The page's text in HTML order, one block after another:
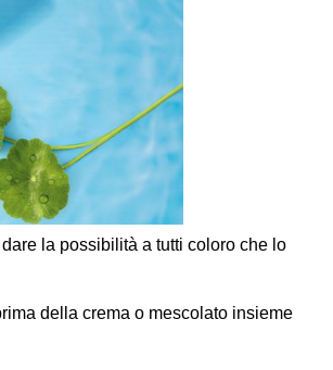
la possibilità a tutti coloro che lo
della crema o mescolato insieme